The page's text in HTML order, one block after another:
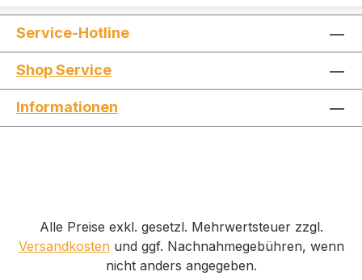
Service-Hotline
Shop Service
Informationen
Alle Preise exkl. gesetzl. Mehrwertsteuer zzgl.
Versandkostenund ggf. Nachnahmegebühren, wenn
nicht anders angegeben.